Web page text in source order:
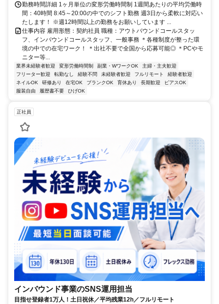
勤務時間詳細 1ヶ月単位の変形労働時間制 1週間あたりの平均労働時
間：40時間 8:45～20:00の中でのシフト勤務 週3日から柔軟に対応い
たします！ ※週12時間以上の勤務をお願いしています ...
仕事内容 雇用形態：契約社員 職種：アウトバウンドコールスタッ
フ、インバウンドコールスタッフ、一般事務 ＊各種制度が整った環
境の中での在宅ワーク！ ＊出社不要で全国から応募可能◎ ＊PCやモ
ニター等...
業界未経験者歓迎 変形労働時間制 副業・WワークOK
主婦・主夫歓迎
フリーター歓迎
転勤なし 経験不問 未経験者歓迎 フルリモート
経験者歓迎
ネイルOK
研修あり 在宅OK ブランクOK 育休あり 長期歓迎
ピアスOK
服装自由
履歴書不要 ひげOK
正社員
インバウンド事業のSNS運用担当
目指せ登録者1万人！土日祝休／平均残業12h／フルリモート